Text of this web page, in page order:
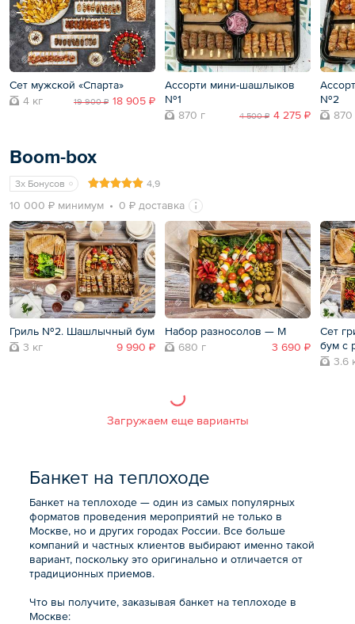
Сет мужской «Спарта»
4 кг
19 900 ₽ 18 905 ₽
Ассорти мини-шашлыков
№1
870 г
4 500 ₽ 4 275 ₽
№2
870
Boom-box
3x Бонусов 4,9
10 000 ₽ минимум 0 ₽ доставка
Гриль №2. Шашлычный бум
3 кг
9 990 ₽
Набор разносолов — M
680 г
3 690 ₽
Сет
бум с
3.6
Загружаем еще варианты
Банкет на теплоходе
Банкет на теплоходе — один из самых популярных
форматов проведения мероприятий не только в
Москве, но и других городах России. Все больше
компаний и частных клиентов выбирают именно такой
вариант, поскольку это оригинально и отличается от
традиционных приемов.
Что вы получите, заказывая банкет на теплоходе в
Москве: